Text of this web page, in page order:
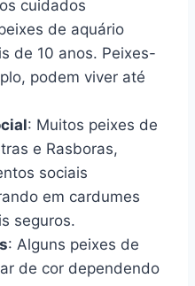
cuidados
de aquário
de 10 anos. Peixes-
podem viver até
: Muitos peixes de
e Rasboras,
sociais
em cardumes
seguros.
: Alguns peixes de
de cor dependendo